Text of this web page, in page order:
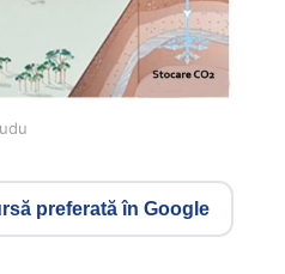
preferată în Google